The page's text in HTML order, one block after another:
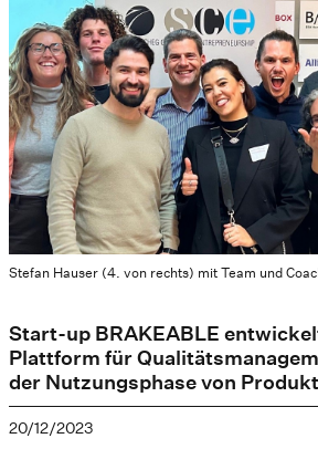
Stefan Hauser (4. von rechts) mit Team und
Start-up BRAKEABLE
Plattform für
der Nutzungsphase von
20/12/2023